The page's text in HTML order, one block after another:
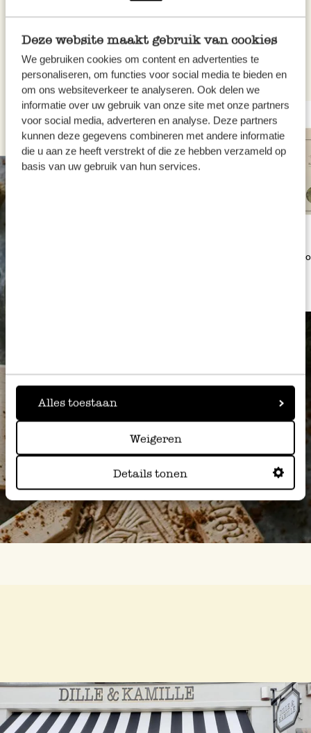
Deze website maakt gebruik van cookies
We gebruiken cookies om content en advertenties te
personaliseren, om functies voor social media te bieden en
om ons websiteverkeer te analyseren. Ook delen we
informatie over uw gebruik van onze site met onze partners
voor social media, adverteren en analyse. Deze partners
kunnen deze gegevens combineren met andere informatie
die u aan ze heeft verstrekt of die ze hebben verzameld op
basis van uw gebruik van hun services.
Alles toestaan
Weigeren
Details tonen
Unsere Artikel ansehen